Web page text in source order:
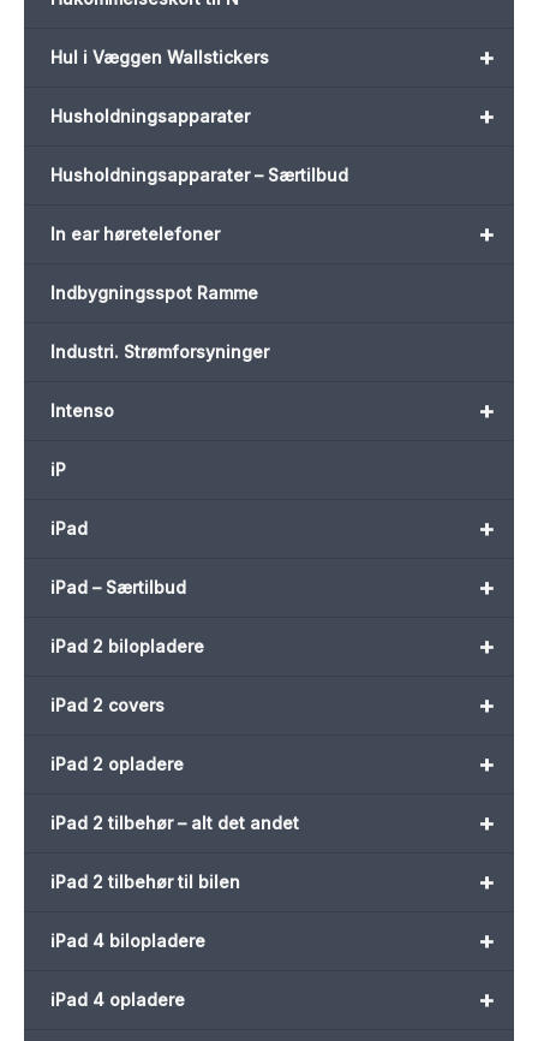
+
Hul i Væggen Wallstickers
+
Husholdningsapparater
Husholdningsapparater – Særtilbud
+
In ear høretelefoner
Indbygningsspot Ramme
Industri. Strømforsyninger
+
Intenso
iP
+
iPad
+
iPad – Særtilbud
+
iPad 2 bilopladere
+
iPad 2 covers
+
iPad 2 opladere
+
iPad 2 tilbehør – alt det andet
+
iPad 2 tilbehør til bilen
+
iPad 4 bilopladere
+
iPad 4 opladere